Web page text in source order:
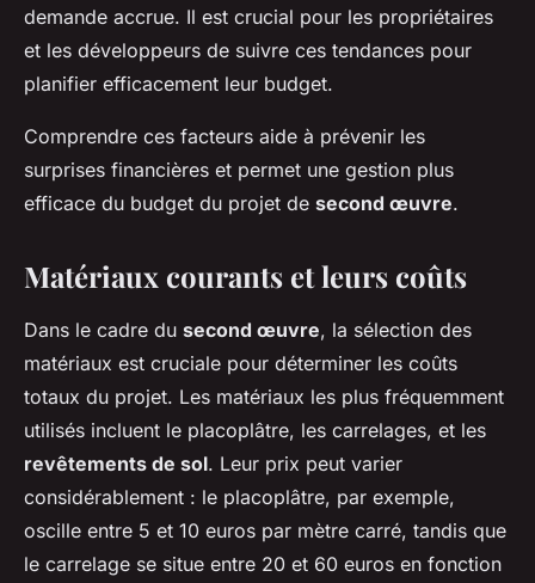
demande accrue. Il est crucial pour les propriétaires
et les développeurs de suivre ces tendances pour
planifier efficacement leur budget.
Comprendre ces facteurs aide à prévenir les
surprises financières et permet une gestion plus
efficace du budget du projet de second œuvre.
Matériaux courants et leurs coûts
Dans le cadre du second œuvre, la sélection des
matériaux est cruciale pour déterminer les coûts
totaux du projet. Les matériaux les plus fréquemment
utilisés incluent le placoplâtre, les carrelages, et les
revêtements de sol. Leur prix peut varier
considérablement : le placoplâtre, par exemple,
oscille entre 5 et 10 euros par mètre carré, tandis que
le carrelage se situe entre 20 et 60 euros en fonction